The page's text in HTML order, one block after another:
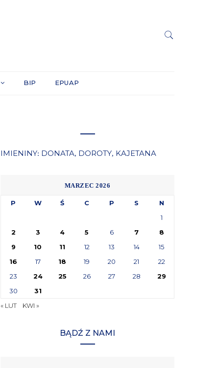
BIP EPUAP
IMIENINY: DONATA, DOROTY, KAJETANA
MARZEC 2026
P W Ś C P S
N
1
2
3 4 5 6 7
8
9
10 11 12 13 14
15
16
17 18 19 20 21
22
23
24 25 26 27 28
29
30
31
« LUT
KWI »
BĄDŹ Z NAMI